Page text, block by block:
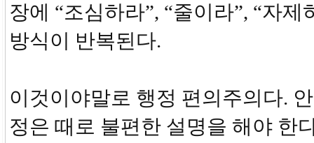
장에 “조심하라”, “줄이라”, “자제
방식이 반복된다.
이것이야말로 행정 편의주의다.
정은 때로 불편한 설명을 해야 한